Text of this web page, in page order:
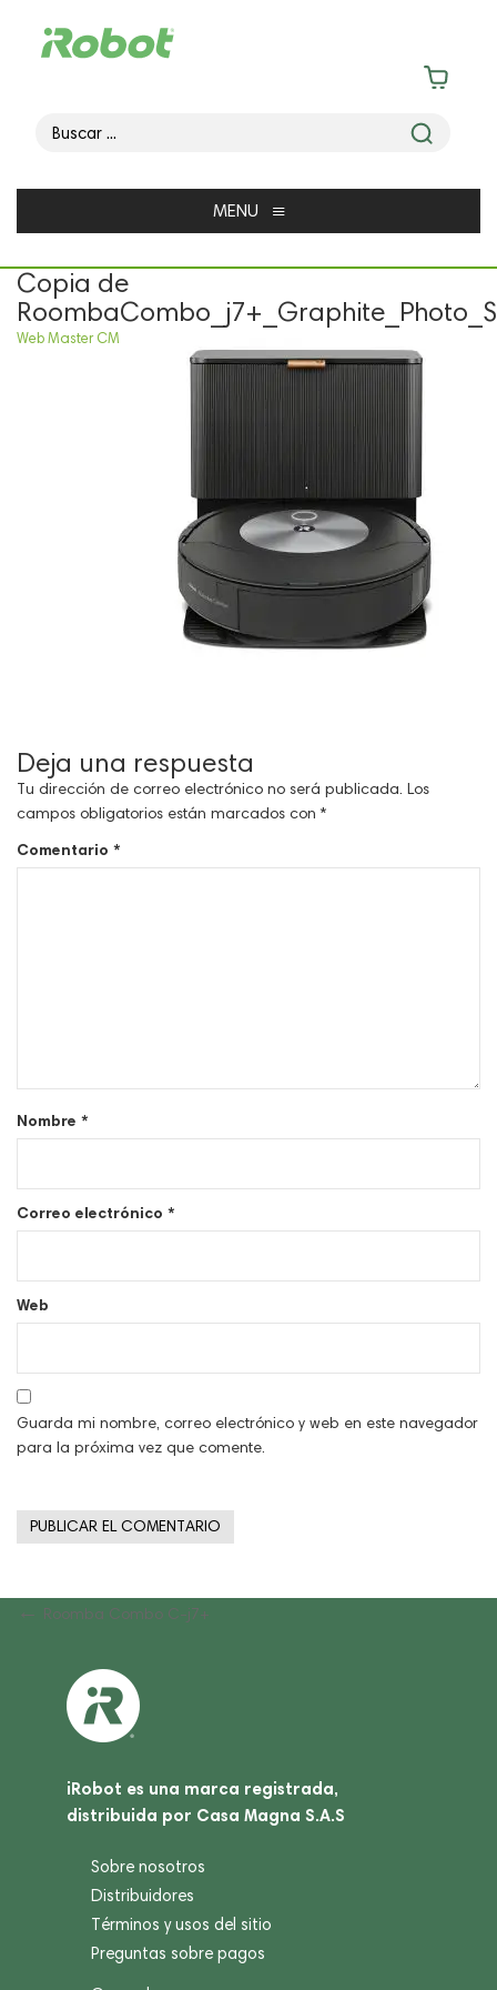
MENU ≡
Copia de
Web Master CM
Deja una respuesta
Tu dirección de correo electrónico no será publicada. Los
campos obligatorios están marcados con *
Comentario *
Nombre *
Correo electrónico *
Web
Guarda mi nombre, correo electrónico y web en este navegador
para la próxima vez que comente.
Navegación
entradas
Previous
Roomba Combo C-j7+
iRobot es una marca registrada,
distribuida por Casa Magna S.A.S
Sobre nosotros
Distribuidores
Términos y usos del sitio
Preguntas sobre pagos